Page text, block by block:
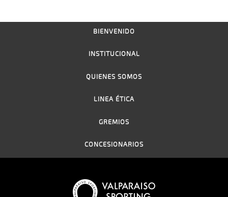
BIENVENIDO
INSTITUCIONAL
QUIENES SOMOS
LINEA ÉTICA
GREMIOS
CONCESIONARIOS